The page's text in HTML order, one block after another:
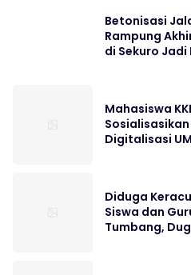
Betonisasi
Rampung
di Sekuro
Mahasiswa
Digitalisasi
Diduga
Siswa dan
Tumbang,